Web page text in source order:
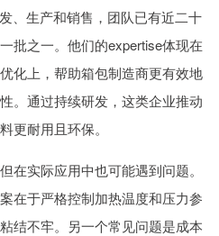
、生产和销售，团队已有近二十
批之一。他们的expertise体现在
化上，帮助箱包制造商更有效地
。通过持续研发，这类企业推动
更耐用且环保。
在实际应用中也可能遇到问题。
在于严格控制加热温度和压力参
结不牢。另一个常见问题是成本